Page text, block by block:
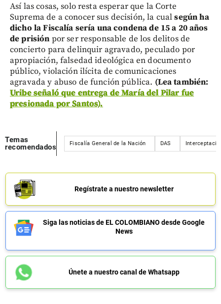
Así las cosas, solo resta esperar que la Corte
Suprema de a conocer sus decisión, la cualsegún ha
dicho la Fiscalía sería una condena de 15 a 20 años
de prisión por ser responsable de los delitos de
concierto para delinquir agravado, peculado por
apropiación, falsedad ideológica en documento
público, violación ilícita de comunicaciones
agravada y abuso de función pública. (Lea también:
Uribe señaló que entrega de María del Pilar fue
presionada por Santos).
Temas
recomendados
Fiscalía General de la Nación DAS
Regístrate a nuestro newsletter
Siga las noticias de EL COLOMBIANO desde Google
News
Únete a nuestro canal de Whatsapp